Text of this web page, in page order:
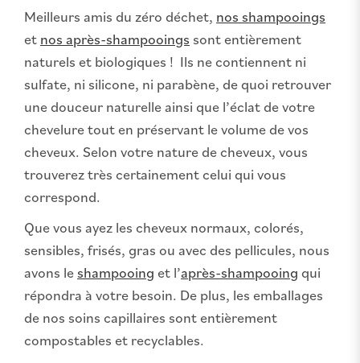
Meilleurs amis du zéro déchet, nos shampooings
et nos après-shampooings sont entièrement
naturels et biologiques ! Ils ne contiennent ni
sulfate, ni silicone, ni parabène, de quoi retrouver
une douceur naturelle ainsi que l’éclat de votre
chevelure tout en préservant le volume de vos
cheveux. Selon votre nature de cheveux, vous
trouverez très certainement celui qui vous
correspond.
Que vous ayez les cheveux normaux, colorés,
sensibles, frisés, gras ou avec des pellicules, nous
avons leshampooing et l’après-shampooing qui
répondra à votre besoin. De plus, les emballages
de nos soins capillaires sont entièrement
compostables et recyclables.